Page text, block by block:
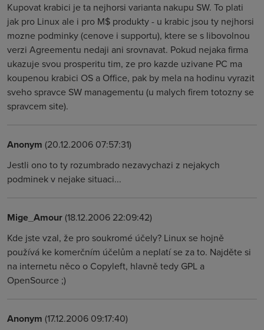
Kupovat krabici je ta nejhorsi varianta nakupu SW. To plati
jak pro Linux ale i pro M$ produkty - u krabic jsou ty nejhorsi
mozne podminky (cenove i supportu), ktere se s libovolnou
verzi Agreementu nedaji ani srovnavat. Pokud nejaka firma
ukazuje svou prosperitu tim, ze pro kazde uzivane PC ma
koupenou krabici OS a Office, pak by mela na hodinu vyrazit
sveho spravce SW managementu (u malych firem totozny se
spravcem site).
Anonym (20.12.2006 07:57:31)
Jestli ono to ty rozumbrado nezavychazi z nejakych
podminek v nejake situaci...
Mige_Amour(18.12.2006 22:09:42)
Kde jste vzal, že pro soukromé účely? Linux se hojně
používá ke komerčním účelům a neplatí se za to. Najděte si
na internetu něco o Copyleft, hlavně tedy GPL a
OpenSource ;)
Anonym (17.12.2006 09:17:40)